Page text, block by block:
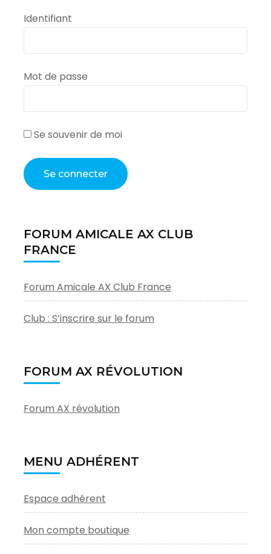
Identifiant
Mot de passe
Se souvenir de moi
FORUM AMICALE AX CLUB
FRANCE
Forum Amicale AX Club France
Club : S’inscrire sur le forum
FORUM AX RÉVOLUTION
Forum AX révolution
MENU ADHÉRENT
Espace adhérent
Mon compte boutique